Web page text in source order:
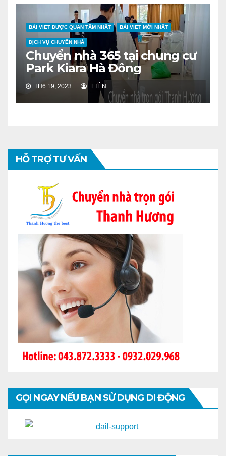
BÀI VIẾT ĐƯỢC QUAN TÂM NHẤT BÀI VIẾT MỚI NHẤT
DỊCH VỤ CHUYỂN NHÀ
Chuyển nhà 365 tại chung cư
Park Kiara Hà Đông
TH6 19, 2023 LIÊN
HỖ TRỢ TƯ VẤN
GỌI NGAY NẾU BẠN SỬ DỤNG DI ĐỘNG